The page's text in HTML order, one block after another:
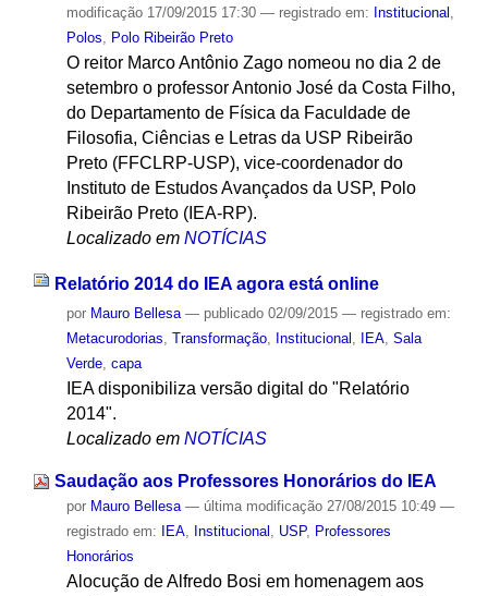
modificação17/09/2015 17:30 — registrado em: Institucional
Polos
Polo Ribeirão Preto
O reitor Marco Antônio Zago nomeou no dia 2 de
setembro o professor Antonio José da Costa Filho,
do Departamento de Física da Faculdade de
Filosofia, Ciências e Letras da USP Ribeirão
Preto (FFCLRP-USP), vice-coordenador do
Instituto de Estudos Avançados da USP, Polo
Ribeirão Preto (IEA-RP).
Localizado em NOTÍCIAS
Relatório 2014 do IEA agora está online
por Mauro Bellesa — publicado02/09/2015 — registrado em:
Metacurodorias, Transformação, Institucional , IEA, Sala
Verde, capa
IEA disponibiliza versão digital do "Relatório
2014".
Localizado em NOTÍCIAS
Saudação aos Professores Honorários do IEA
por Mauro Bellesa — última modificação27/08/2015 10:49 —
registrado em:
IEA, Institucional , USP, Professores
Honorários
Alocução de Alfredo Bosi em homenagem aos